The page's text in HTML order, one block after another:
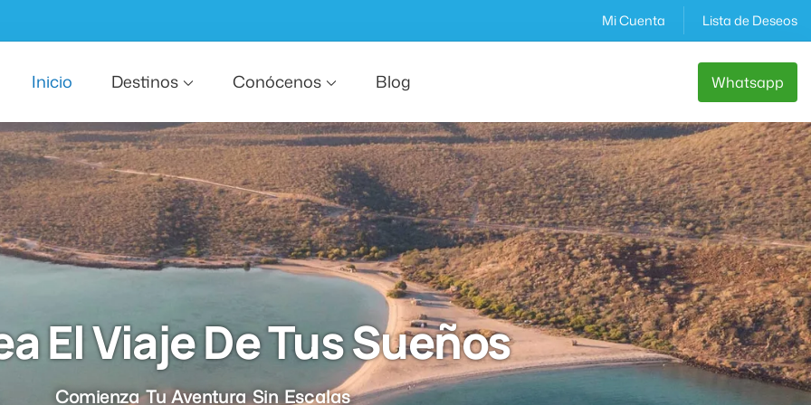
Mi Cuenta Lista de Deseos
Inicio Destinos Conócenos Blog Whatsapp
El Viaje De Tus Sueños
Comienza Tu Aventura Sin Escalas